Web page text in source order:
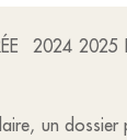
2024
un